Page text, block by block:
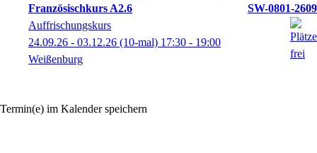
Französischkurs A2.6
SW-0801-2609
Auffrischungskurs
24.09.26 - 03.12.26 (10-mal) 17:30 - 19:00
Weißenburg
Termin(e) im Kalender speichern